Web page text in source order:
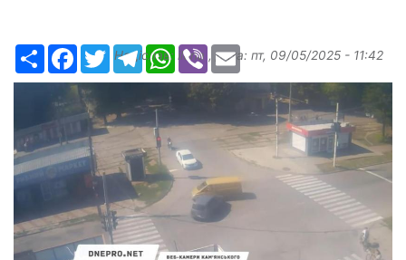
РесурсFacebook
TwitterTelegramWhatsApp
ViberEmail
Надіслав: ilona , дата: пт, 09/05/2025 - 11:42